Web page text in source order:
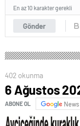
Gönder
En az 10 karakter gerekli
402 okunma
6 Ağustos
ABONE OL News